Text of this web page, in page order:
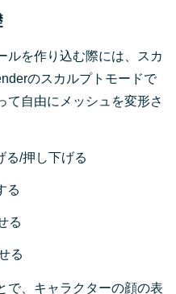
ルを作り込む際には、スカ
のスカルプトモードで
て自由にメッシュを変形さ
る/押し下げる
る
る
る
で、キャラクターの顔の表